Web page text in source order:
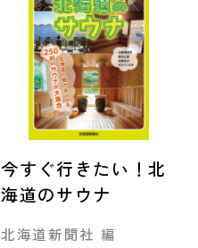
今すぐ行きたい！北
海道のサウナ
北海道新聞社 編